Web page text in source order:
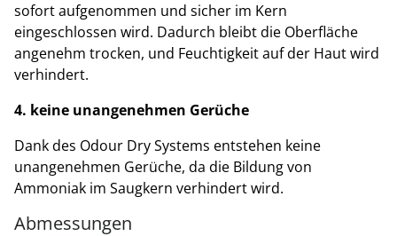
sofort aufgenommen und sicher im Kern
eingeschlossen wird. Dadurch bleibt die Oberfläche
angenehm trocken, und Feuchtigkeit auf der Haut wird
verhindert.
4. keine unangenehmen Gerüche
Dank des Odour Dry Systems entstehen keine
unangenehmen Gerüche, da die Bildung von
Ammoniak im Saugkern verhindert wird.
Abmessungen